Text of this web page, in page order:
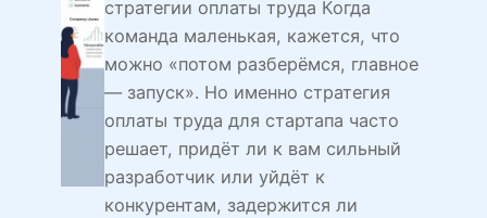
стратегии оплаты труда Когда
команда маленькая, кажется, что
можно «потом разберёмся, главное
— запуск». Но именно стратегия
оплаты труда для стартапа часто
решает, придёт ли к вам сильный
разработчик или уйдёт к
конкурентам, задержится ли